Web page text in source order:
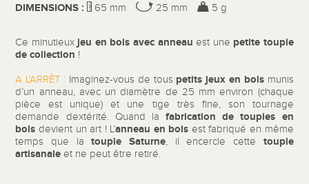
DIMENSIONS : 65 mm 25 mm 5 g
Ce minutieux jeu en bois avec anneau est une petite toupie
de collection !
A L'ARRÊT : Imaginez-vous de tous petits jeux en boismunis
d’un anneau, avec un diamètre de 25 mm environ (chaque
pièce est unique) et une tige très fine, son tournage
demande dextérité. Quand lafabrication de toupies en
bois devient un art ! L’anneau en bois est fabriqué en même
temps que latoupie Saturne, il encercle cette
toupie
artisanale et ne peut être retiré.